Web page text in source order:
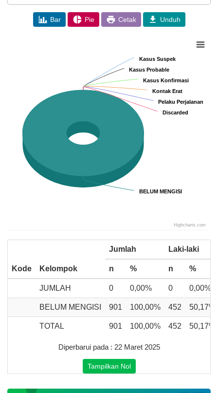
Bar Pie Cetak Unduh
Kasus Suspek
Kasus Suspek
Kasus Probable
Kasus Probable
Kasus Konfirmasi
Kasus Konfirmasi
Kontak Erat
Kontak Erat
Pelaku Perjalanan
Pelaku Perjalanan
Discarded
Discarded
BELUM MENGISI
BELUM MENGISI
Highcharts.com
Kode Kelompok
Jumlah Laki-laki
n % n %
JUMLAH 0 0,00% 0 0,00%
BELUM MENGISI 901 100,00% 452 50,17%
TOTAL 901 100,00% 452 50,17%
Diperbarui pada : 22 Maret 2025
Tampilkan Nol